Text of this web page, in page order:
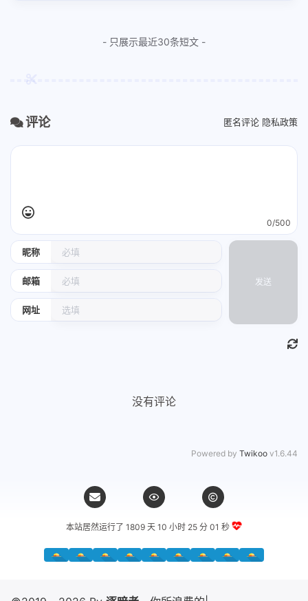
- 只展示最近30条短文 -
评论 匿名评论 隐私政策
昵称
邮箱
网址
0/500
发送
没有评论
Powered by Twikoo v1.6.44
本站居然运行了 1809 天10 小时 25 分 01 秒